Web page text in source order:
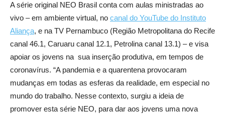
A série original NEO Brasil conta com aulas ministradas ao
vivo – em ambiente virtual, no canal do YouTube do Instituto
Aliança, e na TV Pernambuco (Região Metropolitana do Recife
canal 46.1, Caruaru canal 12.1, Petrolina canal 13.1) – e visa
apoiar os jovens na sua inserção produtiva, em tempos de
coronavírus. “A pandemia e a quarentena provocaram
mudanças em todas as esferas da realidade, em especial no
mundo do trabalho. Nesse contexto, surgiu a ideia de
promover esta série NEO, para dar aos jovens uma nova